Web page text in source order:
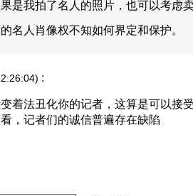
是我拍了名人的照片，也可以考虑
名人肖像权不知如何界定和保护。
:
着法丑化你的记者，这算是可以接
，记者们的诚信普遍存在缺陷